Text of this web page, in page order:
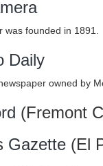
founded in 1891.
Daily
owned by
(Fremont
Gazette (El